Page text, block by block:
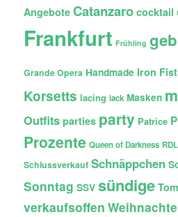
Angebote Catanzaro cocktail
Frankfurt Frühling
Grande Opera Handmade Iron Fist
Korsetts lacing lack Masken
Outfits parties party Patrice
Prozente Queen of Darkness
Schlussverkauf Schnäppchen
Sonntag SSV sündige
verkaufsoffen